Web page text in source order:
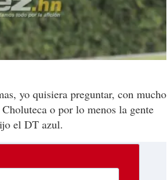
yo quisiera preguntar, con mucho
o por lo menos la gente
el DT azul.